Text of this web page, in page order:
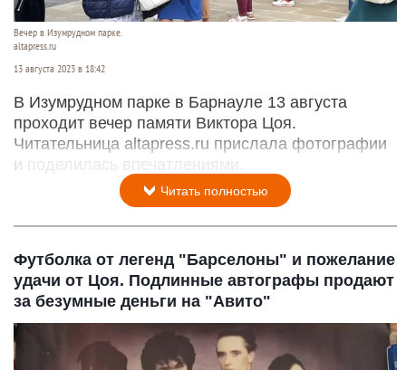
Вечер в Изумрудном парке.
altapress.ru
13 августа 2023 в 18:42
В Изумрудном парке в Барнауле 13 августа
проходит вечер памяти Виктора Цоя.
Читательница altapress.ru прислала фотографии
и поделилась впечатлениями.
Читать полностью
Футболка от легенд "Барселоны" и пожелание
удачи от Цоя. Подлинные автографы продают
за безумные деньги на "Авито"